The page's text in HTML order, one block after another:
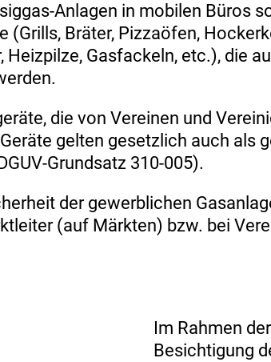
Anlagen in mobilen Büros
(Grills, Bräter, Pizzaöfen,
Heizpilze, Gasfackeln, etc.), die
die von Vereinen und
gelten gesetzlich auch als
Grundsatz 310-005).
der gewerblichen
(auf Märkten) bzw. bei
Im Rahmen
Besichtigung